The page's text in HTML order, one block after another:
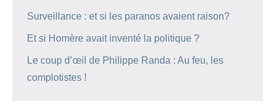
Surveillance : et si les paranos avaient raison?
Et si Homère avait inventé la politique ?
Le coup d’œil de Philippe Randa : Au feu, les
complotistes !